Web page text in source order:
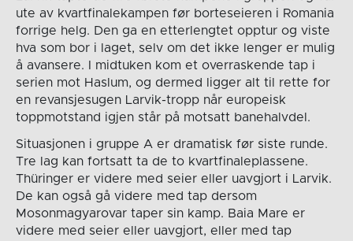
ute av kvartfinalekampen før borteseieren i Romania
forrige helg. Den ga en etterlengtet opptur og viste
hva som bor i laget, selv om det ikke lenger er mulig
å avansere. I midtuken kom et overraskende tap i
serien mot Haslum, og dermed ligger alt til rette for
en revansjesugen Larvik-tropp når europeisk
toppmotstand igjen står på motsatt banehalvdel.
Situasjonen i gruppe A er dramatisk før siste runde.
Tre lag kan fortsatt ta de to kvartfinaleplassene.
Thüringer er videre med seier eller uavgjort i Larvik.
De kan også gå videre med tap dersom
Mosonmagyarovar taper sin kamp. Baia Mare er
videre med seier eller uavgjort, eller med tap